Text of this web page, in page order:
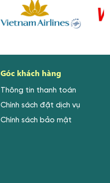
Góc khách hàng
Thông tin thanh toán
Chính sách đặt dịch vụ
Chính sách bảo mật